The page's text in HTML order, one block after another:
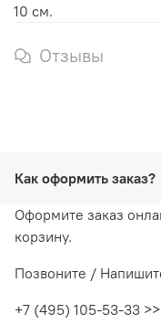
10 см.
Отзывы
Как оформить заказ?
Оформите заказ
корзину.
Позвоните /
+7 (495) 105-53-33